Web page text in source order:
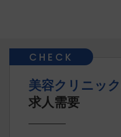
美容クリニック
求人需要